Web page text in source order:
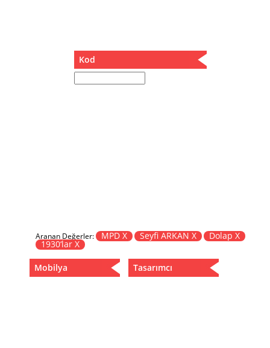
Separatör
Zigon
Kod
Aranan Değerler: MPD X Seyfi ARKAN X Dolap X
1930‘lar X
Mobilya Tasarımcı